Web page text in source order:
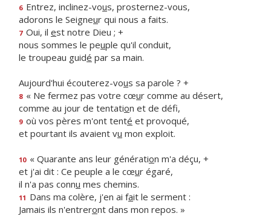
6 Entrez, inclinez-vous, prosternez-vous,
adorons le Seigneur qui nous a faits.
7 Oui, il est notre Dieu ; +
nous sommes le peuple qu'il conduit,
le troupeau guidé par sa main.
Aujourd'hui écouterez-vous sa parole ? +
8 « Ne fermez pas votre cœur comme au désert,
comme au jour de tentation et de défi,
9 où vos pères m'ont tenté et provoqué,
et pourtant ils avaient vu mon exploit.
10 « Quarante ans leur génération m'a déçu, +
et j'ai dit : Ce peuple a le cœur égaré,
il n'a pas connu mes chemins.
11 Dans ma colère, j'en ai fait le serment :
Jamais ils n'entreront dans mon repos. »